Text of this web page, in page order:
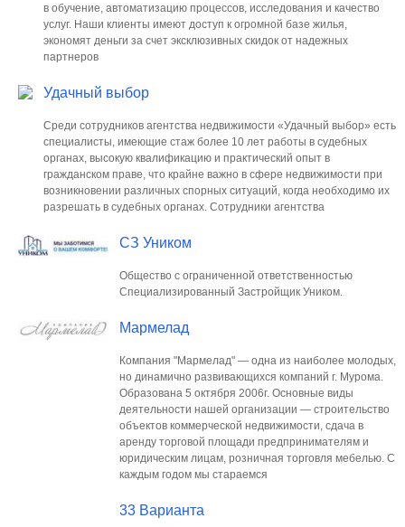
в обучение, автоматизацию процессов, исследования и качество
услуг. Наши клиенты имеют доступ к огромной базе жилья,
экономят деньги за счет эксклюзивных скидок от надежных
партнеров
Удачный выбор
Среди сотрудников агентства недвижимости «Удачный выбор» есть
специалисты, имеющие стаж более 10 лет работы в судебных
органах, высокую квалификацию и практический опыт в
гражданском праве, что крайне важно в сфере недвижимости при
возникновении различных спорных ситуаций, когда необходимо их
разрешать в судебных органах. Сотрудники агентства
СЗ Уником
Общество с ограниченной ответственностью
Специализированный Застройщик Уником.
Мармелад
Компания "Мармелад" — одна из наиболее молодых,
но динамично развивающихся компаний г. Мурома.
Образована 5 октября 2006г. Основные виды
деятельности нашей организации — строительство
объектов коммерческой недвижимости, сдача в
аренду торговой площади предпринимателям и
юридическим лицам, розничная торговля мебелью. С
каждым годом мы стараемся
33 Варианта